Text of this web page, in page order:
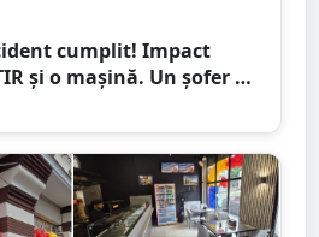
cumplit! Impact
și o mașină. Un șofer a